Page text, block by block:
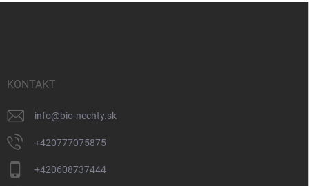
KONTAKT
info@bio-nechty.sk
+420777075875
+420608737444